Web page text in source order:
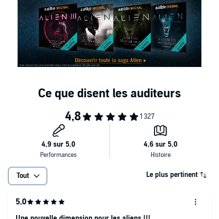
Tout Le plus pertinent